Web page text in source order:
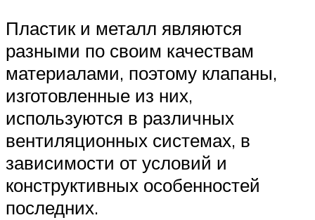
Пластик и металл являются
разными по своим качествам
материалами, поэтому клапаны,
изготовленные из них,
используются в различных
вентиляционных системах, в
зависимости от условий и
конструктивных особенностей
последних.